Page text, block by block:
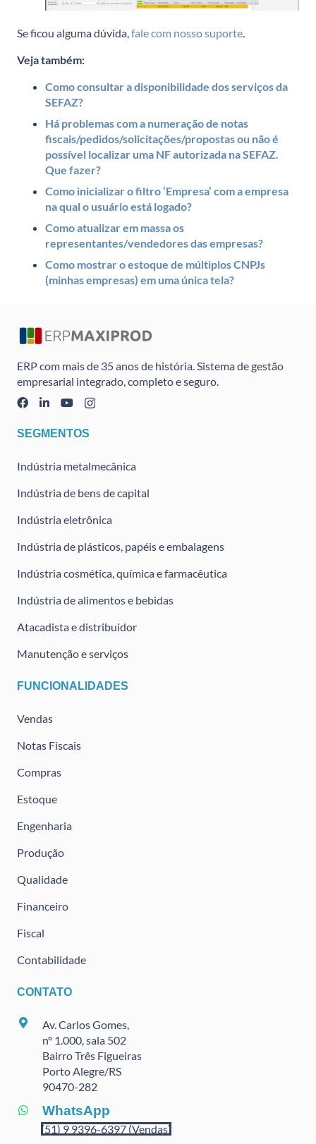
Se ficou alguma dúvida,fale com nosso suporte.
Veja também:
Como consultar a disponibilidade dos serviços da
SEFAZ?
Há problemas com a numeração de notas
fiscais/pedidos/solicitações/propostas ou não é
possível localizar uma NF autorizada na SEFAZ.
Que fazer?
Como inicializar o filtro ‘Empresa’ com a empresa
na qual o usuário está logado?
Como atualizar em massa os
representantes/vendedores das empresas?
Como mostrar o estoque de múltiplos CNPJs
(minhas empresas) em uma única tela?
ERP com mais de 35 anos de história. Sistema de gestão
empresarial integrado, completo e seguro.
SEGMENTOS
Indústria metalmecânica
Indústria de bens de capital
Indústria eletrônica
Indústria de plásticos, papéis e embalagens
Indústria cosmética, química e farmacêutica
Indústria de alimentos e bebidas
Atacadista e distribuidor
Manutenção e serviços
FUNCIONALIDADES
Vendas
Notas Fiscais
Compras
Estoque
Engenharia
Produção
Qualidade
Financeiro
Fiscal
Contabilidade
CONTATO
Av. Carlos Gomes,
nº 1.000, sala 502
Bairro Três Figueiras
Porto Alegre/RS
90470-282
WhatsApp
(51) 9 9396-6397 (Vendas)